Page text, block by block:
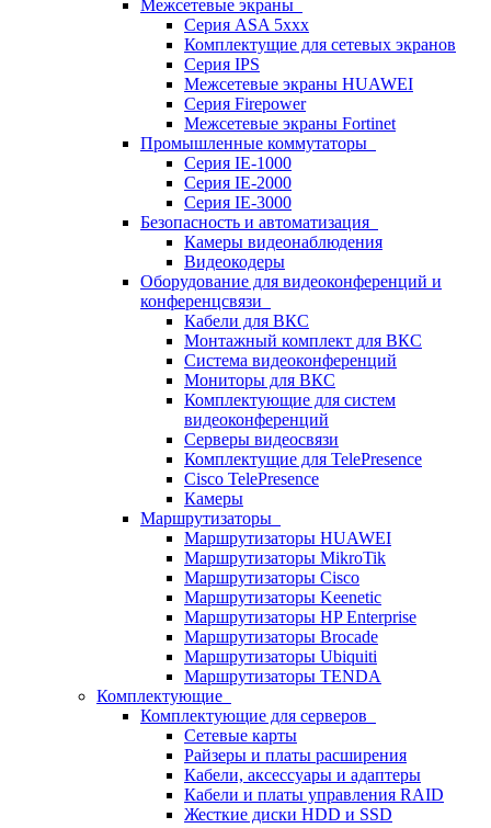
Межсетевые экраны
Серия ASA 5xxx
Комплектущие для сетевых экранов
Серия IPS
Межсетевые экраны HUAWEI
Серия Firepower
Межсетевые экраны Fortinet
Промышленные коммутаторы
Серия IE-1000
Серия IE-2000
Серия IE-3000
Безопасность и автоматизация
Камеры видеонаблюдения
Видеокодеры
Оборудование для видеоконференций и
конференцсвязи
Кабели для ВКС
Монтажный комплект для ВКС
Система видеоконференций
Мониторы для ВКС
Комплектующие для систем
видеоконференций
Серверы видеосвязи
Комплектущие для TelePresence
Cisco TelePresence
Камеры
Маршрутизаторы
Маршрутизаторы HUAWEI
Маршрутизаторы MikroTik
Маршрутизаторы Cisco
Маршрутизаторы Keenetic
Маршрутизаторы HP Enterprise
Маршрутизаторы Brocade
Маршрутизаторы Ubiquiti
Маршрутизаторы TENDA
Комплектующие
Комплектующие для серверов
Сетевые карты
Райзеры и платы расширения
Кабели, аксессуары и адаптеры
Кабели и платы управления RAID
Жесткие диски HDD и SSD